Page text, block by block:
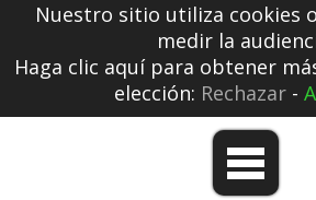
Nuestro sitio utiliza cookies
medir la
Haga clic aquípara obtener
elección: Rechazar-